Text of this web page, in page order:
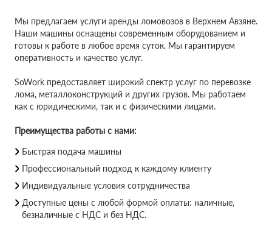
Мы предлагаем услуги аренды ломовозов в Верхнем Авзяне.
Наши машины оснащены современным оборудованием и
готовы к работе в любое время суток. Мы гарантируем
оперативность и качество услуг.
SoWork предоставляет широкий спектр услуг по перевозке
лома, металлоконструкций и других грузов. Мы работаем
как с юридическими, так и с физическими лицами.
Преимущества работы с нами:
Быстрая подача машины
Профессиональный подход к каждому клиенту
Индивидуальные условия сотрудничества
Доступные цены с любой формой оплаты: наличные,
безналичные с НДС и без НДС.